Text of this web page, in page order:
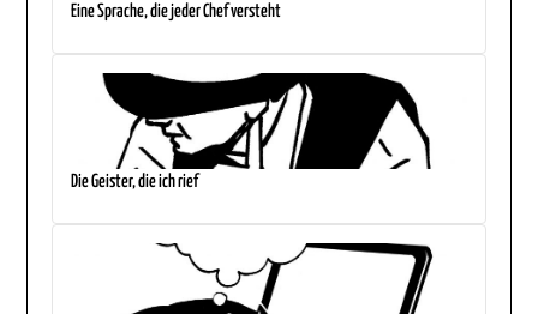
Eine Sprache, die jeder Chef versteht
Die Geister, die ich rief